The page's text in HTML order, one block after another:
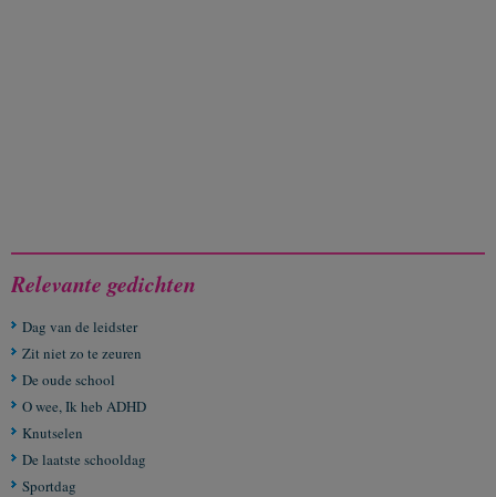
Relevante gedichten
Dag van de leidster
Zit niet zo te zeuren
De oude school
O wee, Ik heb ADHD
Knutselen
De laatste schooldag
Sportdag